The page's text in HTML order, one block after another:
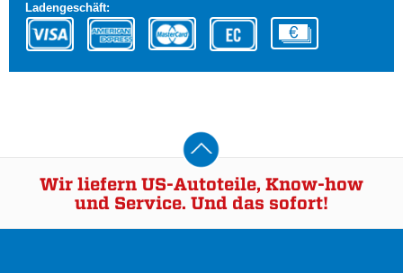
Ladengeschäft:
Wir liefern US-Autoteile, Know-how
und Service. Und das sofort!